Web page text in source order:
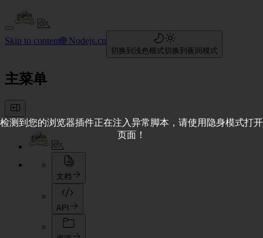
Skip to content🌐 Nodejs.cn
切换到浅色模式切换到夜间模式
主菜单
文档
API
检测到您的浏览器插件正在注入异常脚本，请使用隐身模式打开
页面！